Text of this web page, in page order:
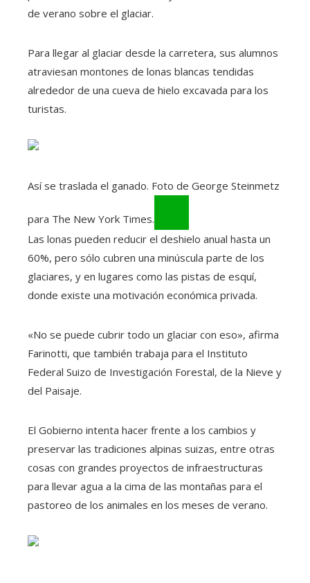
de verano sobre el glaciar.
Para llegar al glaciar desde la carretera, sus alumnos
atraviesan montones de lonas blancas tendidas
alrededor de una cueva de hielo excavada para los
turistas.
Así se traslada el ganado. Foto de George Steinmetz
para The New York Times.
Las lonas pueden reducir el deshielo anual hasta un
60%, pero sólo cubren una minúscula parte de los
glaciares, y en lugares como las pistas de esquí,
donde existe una motivación económica privada.
«No se puede cubrir todo un glaciar con eso», afirma
Farinotti, que también trabaja para el Instituto
Federal Suizo de Investigación Forestal, de la Nieve y
del Paisaje.
El Gobierno intenta hacer frente a los cambios y
preservar las tradiciones alpinas suizas, entre otras
cosas con grandes proyectos de infraestructuras
para llevar agua a la cima de las montañas para el
pastoreo de los animales en los meses de verano.